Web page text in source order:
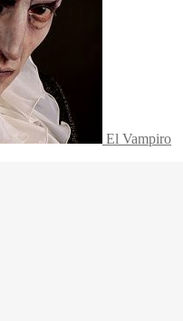
El Vampiro